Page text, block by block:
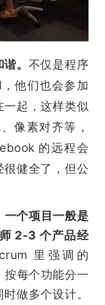
。 不仅是程序
他们也会参加
起，这样类似
像素对齐等，
的远程会
健全了，但公
个项目一般是
2-3 个产品经
里强调的
每个功能分一
做多个设计。